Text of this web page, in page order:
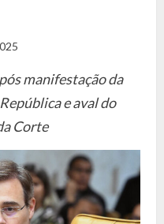
manifestação da
e aval do
Corte